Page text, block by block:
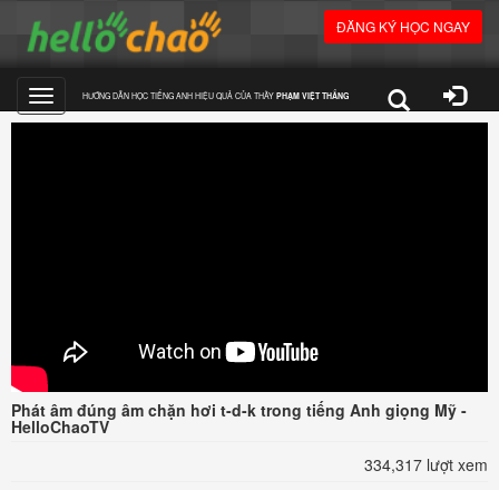
ĐĂNG KÝ HỌC NGAY
Toggle
HƯỚNG DẪN HỌC TIẾNG ANH HIỆU QUẢ CỦA THẦY PHẠM VIỆT THẮNG
Phát âm đúng âm chặn hơi t-d-k trong tiếng Anh giọng Mỹ -
HelloChaoTV
334,317 lượt xem